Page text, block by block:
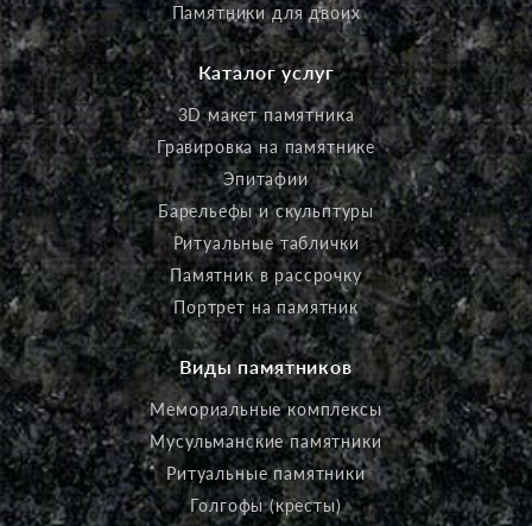
Памятники для двоих
Каталог услуг
3D макет памятника
Гравировка на памятнике
Эпитафии
Барельефы и скульптуры
Ритуальные таблички
Памятник в рассрочку
Портрет на памятник
Виды памятников
Мемориальные комплексы
Мусульманские памятники
Ритуальные памятники
Голгофы (кресты)